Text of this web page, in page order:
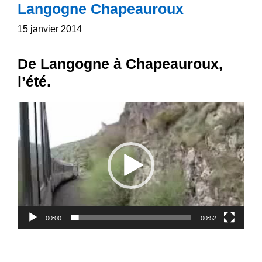
Langogne Chapeauroux
15 janvier 2014
De Langogne à Chapeauroux,
l’été.
Lecteur
vidéo
00:00 00:52